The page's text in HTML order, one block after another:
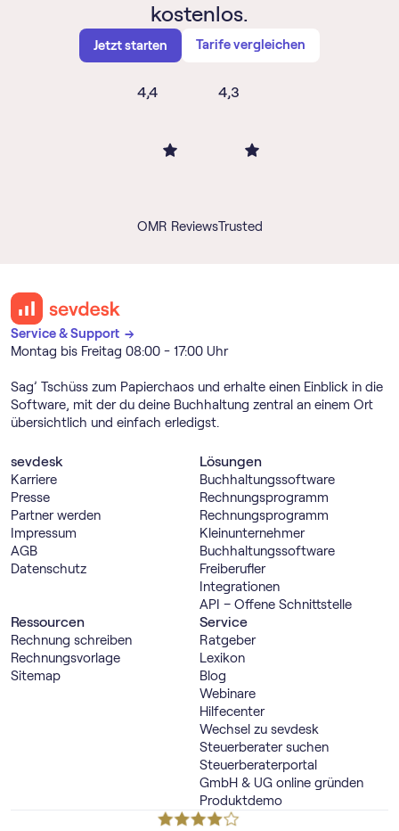
kostenlos.
Jetzt starten Tarife vergleichen
4,4
OMR Reviews
4,3
Trusted
Service & Support →
Montag bis Freitag 08:00 - 17:00 Uhr
Sag’ Tschüss zum Papierchaos und erhalte einen Einblick in die
Software, mit der du deine Buchhaltung zentral an einem Ort
übersichtlich und einfach erledigst.
sevdesk
Karriere
Presse
Partner werden
Impressum
AGB
Datenschutz
Lösungen
Buch­haltungs­software
Rechnungs­programm
Rechnungs­programm
Kleinunternehmer
Buch­haltungs­software
Freiberufler
Integrationen
API – Offene Schnittstelle
Ressourcen
Rechnung schreiben
Rechnungsvorlage
Sitemap
Service
Ratgeber
Lexikon
Blog
Webinare
Hilfecenter
Wechsel zu sevdesk
Steuerberater suchen
Steuerberaterportal
GmbH & UG online gründen
Produktdemo